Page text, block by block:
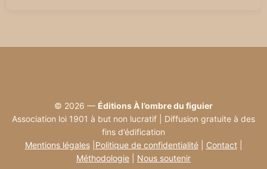
© 2026 — Éditions À l’ombre du figuier
Association loi 1901 à but non lucratif | Diffusion gratuite à des
fins d’édification
Mentions légales| Politique de confidentialité| Contact|
Méthodologie
Nous soutenir